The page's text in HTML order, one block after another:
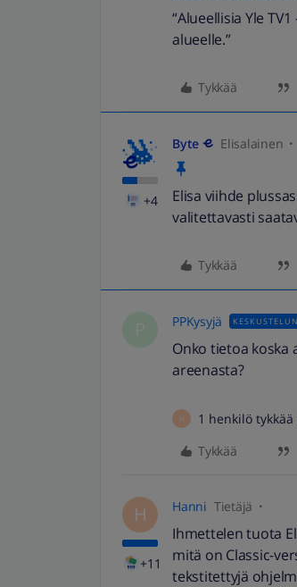
“Alueellisia Yle
alueelle.”
Tykkää
+4
Byte Elisalainen
Elisa viihde
valitettavasti
Tykkää
PPKysyjä
Onko tietoa koska
areenasta?
H
1 henkilö tykkää
Tykkää
H
+11
Hanni Tietäjä
Ihmettelen tuota
mitä on Classic-
tekstitettyjä